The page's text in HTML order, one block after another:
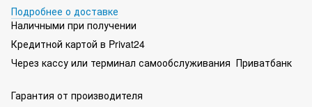
Подробнее о доставке
Наличными при получении
Кредитной картой в Privat24
Через кассу или терминал самообслуживания Приватбанк
Гарантия от производителя